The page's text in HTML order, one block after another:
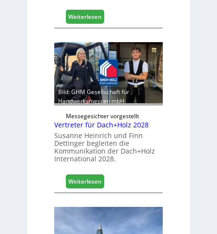
s
i
k
b
e
r
e
i
c
h
Weiterlesen:
E
g
e
r
S
t
a
b
i
l
e
s
G
e
s
c
h
f
s
Bild: GHM Gesellschaft für
Handwerksmessen mbH
Messegesichter vorgestellt
Vertreter für Dach+Holz 2028
Susanne Heinrich und Finn
Dettinger begleiten die
Kommunikation der Dach+Holz
International 2028.
Weiterlesen:
V
r
r